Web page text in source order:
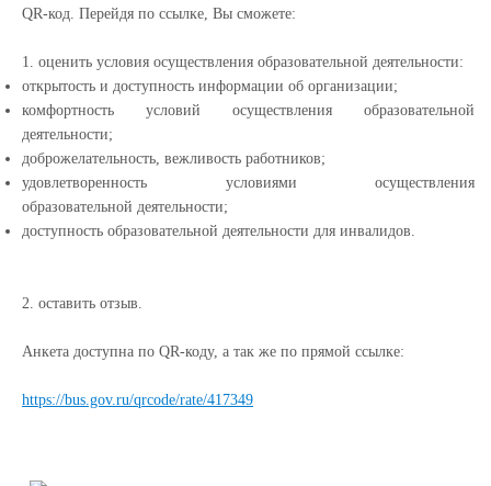
QR-код. Перейдя по ссылке, Вы сможете:
1. оценить условия осуществления образовательной деятельности:
открытость и доступность информации об организации;
комфортность условий осуществления образовательной
деятельности;
доброжелательность, вежливость работников;
удовлетворенность условиями осуществления
образовательной деятельности;
доступность образовательной деятельности для инвалидов.
2. оставить отзыв.
Анкета доступна по QR-коду, а так же по прямой ссылке:
https://bus.gov.ru/qrcode/rate/417349